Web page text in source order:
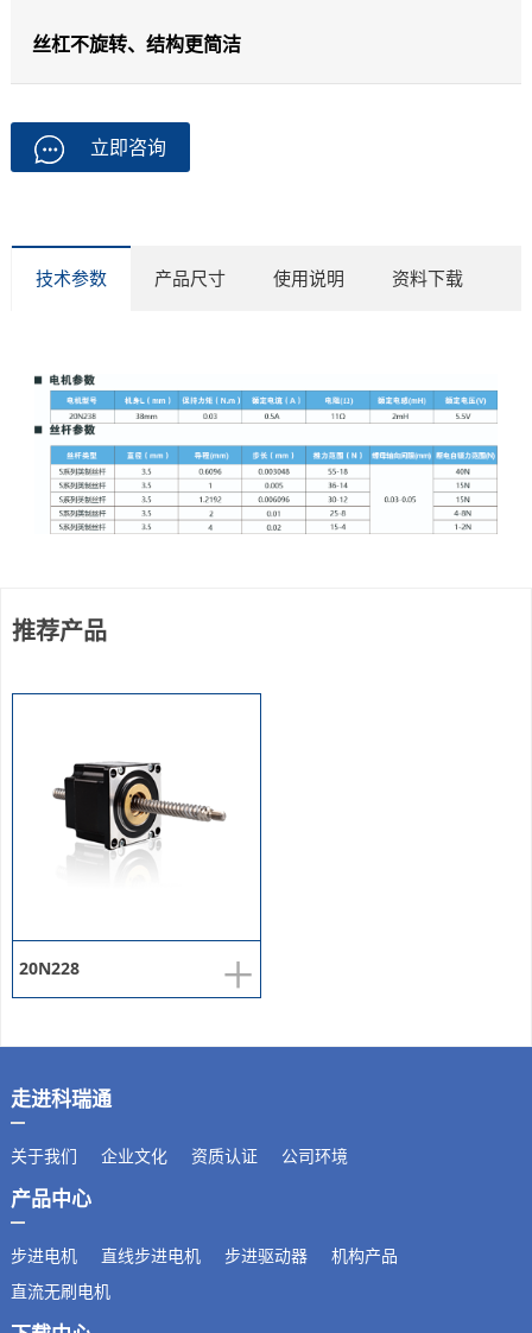
丝杠不旋转、结构更简洁
立即咨询
技术参数 产品尺寸 使用说明 资料下载
推荐产品
+
20N228
走进科瑞通
关于我们 企业文化 资质认证 公司环境
产品中心
步进电机 直线步进电机 步进驱动器
机构产品
直流无刷电机